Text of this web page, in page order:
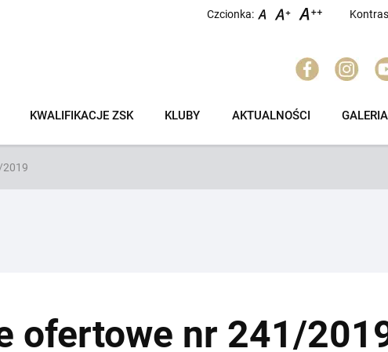
Czcionka:
KWALIFIKACJE ZSK KLUBY AKTUALNOŚCI GALERIA
2019
ofertowe nr 241/